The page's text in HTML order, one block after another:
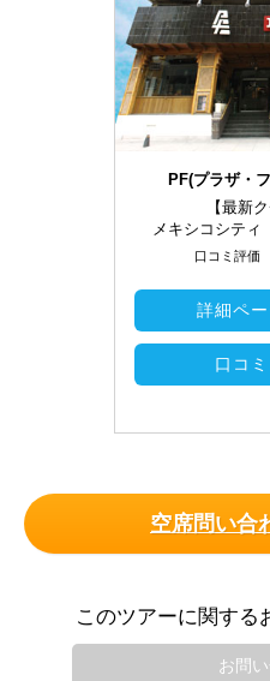
PF(プラザ・
【最新
メキシコシテ
口コミ評価
詳細ペ
口コ
空席問い合
このツアーに関する
お問